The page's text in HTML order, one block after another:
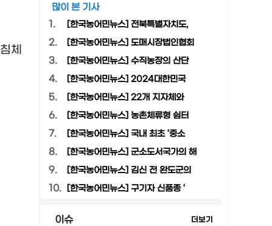
침체
많이 본 기사
1.
[한국농어민뉴스] 전북특별자치도,
2. [한국농어민뉴스] 도매시장법인협회
3. [한국농어민뉴스] 수직농장의 산단
4. [한국농어민뉴스] 2024대한민국
5. [한국농어민뉴스] 22개 지자체와
6. [한국농어민뉴스] 농촌체류형 쉼터
7. [한국농어민뉴스] 국내 최초 ‘중소
8. [한국농어민뉴스] 군소도서국가의 해
9. [한국농어민뉴스] 김신 전 완도군의
10. [한국농어민뉴스] 구기자 신품종 ‘
이슈 더보기